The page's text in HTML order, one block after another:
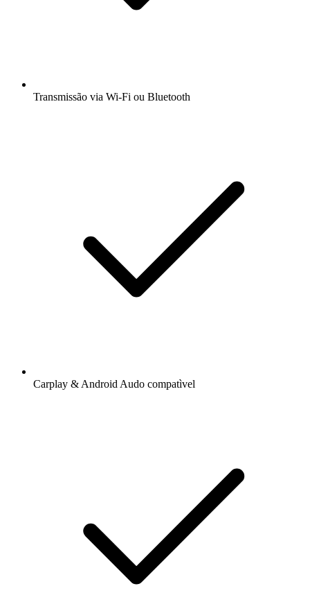
Transmissão via Wi-Fi ou Bluetooth
Carplay & Android Audo compatìvel